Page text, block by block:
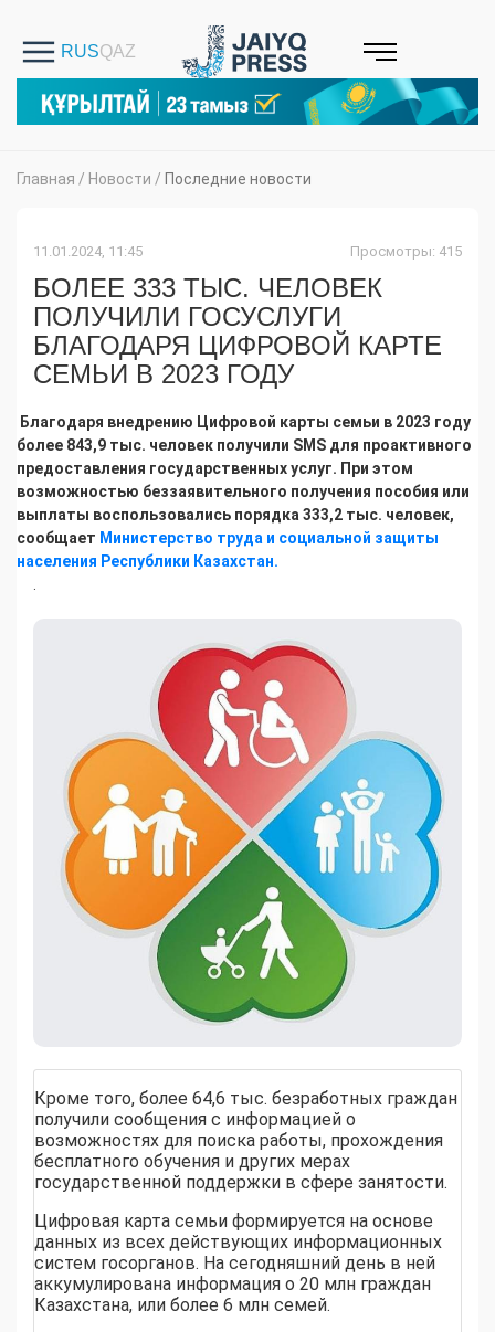
Главная / Новости / Последние новости
11.01.2024, 11:45 Просмотры: 415
БОЛЕЕ 333 ТЫС. ЧЕЛОВЕК
ПОЛУЧИЛИ ГОСУСЛУГИ
БЛАГОДАРЯ ЦИФРОВОЙ КАРТЕ
СЕМЬИ В 2023 ГОДУ
Благодаря внедрению Цифровой карты семьи в 2023 году
более 843,9 тыс. человек получили SMS для проактивного
предоставления государственных услуг. При этом
возможностью беззаявительного получения пособия или
выплаты воспользовались порядка 333,2 тыс. человек,
сообщает Министерство труда и социальной защиты
населения Республики Казахстан.
Кроме того, более 64,6 тыс. безработных граждан
получили сообщения с информацией о
возможностях для поиска работы, прохождения
бесплатного обучения и других мерах
государственной поддержки в сфере занятости.
Цифровая карта семьи формируется на основе
данных из всех действующих информационных
систем госорганов. На сегодняшний день в ней
аккумулирована информация о 20 млн граждан
Казахстана, или более 6 млн семей.